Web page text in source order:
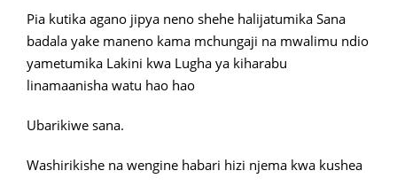
Pia kutika agano jipya neno shehe halijatumika Sana
badala yake maneno kama mchungaji na mwalimu ndio
yametumika Lakini kwa Lugha ya kiharabu
linamaanisha watu hao hao
Ubarikiwe sana.
Washirikishe na wengine habari hizi njema kwa kushea